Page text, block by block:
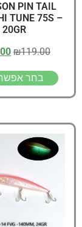
PIN TAIL
TUNE 75S –
20GR
₪119.00
בחר